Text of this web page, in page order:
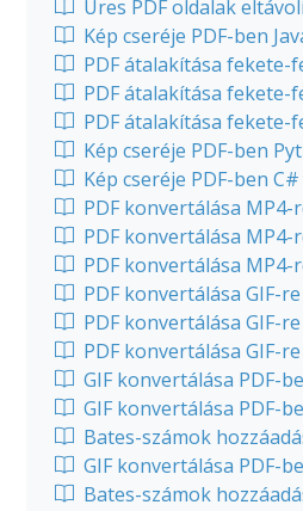
Üres PDF oldalak
Kép cseréje PDF-ben
PDF átalakítása
PDF átalakítása fekete-
PDF átalakítása fekete-
Kép cseréje PDF-ben
Kép cseréje PDF-ben
PDF konvertálása
PDF konvertálása MP4-
PDF konvertálása
PDF konvertálása GIF-re
PDF konvertálása GIF-
PDF konvertálása GIF-
GIF konvertálása PDF-
GIF konvertálása PDF-
Bates-számok
GIF konvertálása PDF-
Bates-számok